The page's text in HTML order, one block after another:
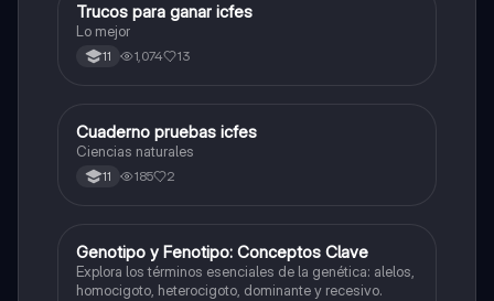
Química
Trucos para ganar icfes
Lo mejor
11 1,074 13
Biologia
Cuaderno pruebas icfes
Ciencias naturales
11 185 2
GBiologia
Genotipo y Fenotipo: Conceptos Clave
Explora los términos esenciales de la genética: alelos,
homocigoto, heterocigoto, dominante y recesivo.